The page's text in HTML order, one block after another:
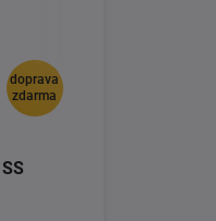
doprava
zdarma